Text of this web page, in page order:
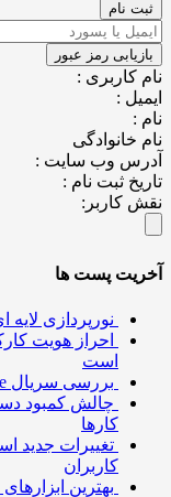
:
:
وب سایت :
ثبت نام :
کاربر:
پست ها
نورپردازی لایه ای
احراز هویت
بررسی سریال Alice and Steve در Hulu با بازی نیکولا واکر
چالش کمبود
کارها
تغییرات جدید
کاربران
بهترین ابزارهای